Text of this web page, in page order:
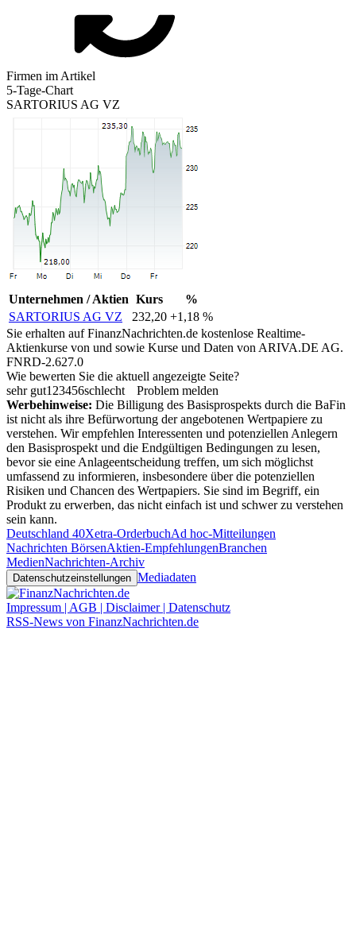
Firmen im Artikel
5-Tage-Chart
SARTORIUS AG VZ
Unternehmen / Aktien Kurs
%
SARTORIUS AG VZ
232,20 +1,18 %
Sie erhalten auf FinanzNachrichten.de kostenlose Realtime-
Aktienkurse von und sowie Kurse und Daten von ARIVA.DE AG.
FNRD-2.627.0
Wie bewerten Sie die aktuell angezeigte Seite?
sehr gut1 23456schlecht
Problem melden
Werbehinweise: Die Billigung des Basisprospekts durch die BaFin
ist nicht als ihre Befürwortung der angebotenen Wertpapiere zu
verstehen. Wir empfehlen Interessenten und potenziellen Anlegern
den Basisprospekt und die Endgültigen Bedingungen zu lesen,
bevor sie eine Anlageentscheidung treffen, um sich möglichst
umfassend zu informieren, insbesondere über die potenziellen
Risiken und Chancen des Wertpapiers. Sie sind im Begriff, ein
Produkt zu erwerben, das nicht einfach ist und schwer zu verstehen
sein kann.
Deutschland 40Xetra-OrderbuchAd hoc-Mitteilungen
Nachrichten BörsenAktien-EmpfehlungenBranchen
MedienNachrichten-Archiv
Datenschutzeinstellungen Mediadaten
Impressum | AGB | Disclaimer | Datenschutz
RSS-News von FinanzNachrichten.de